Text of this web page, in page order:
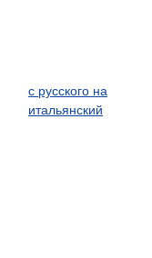
с русского на
итальянский